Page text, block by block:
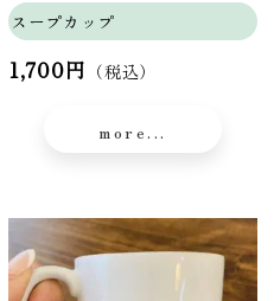
スープカップ
1,700円 （税込）
more...